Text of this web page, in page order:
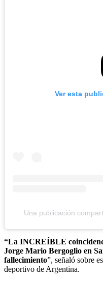
Ver esta
Una publicación
“La INCREÍBLE
Jorge Mario Bergoglio en
fallecimiento”, señaló sobre
deportivo de Argentina.